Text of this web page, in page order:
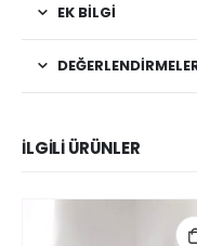
EK BILGI
İLGILI ÜRÜNLER